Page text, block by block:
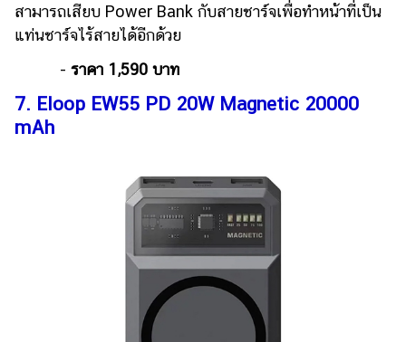
สามารถเสียบ Power Bank กับสายชาร์จเพื่อทำหน้าที่เป็น
แท่นชาร์จไร้สายได้อีกด้วย
- ราคา 1,590 บาท
7. Eloop EW55 PD 20W Magnetic 20000
mAh